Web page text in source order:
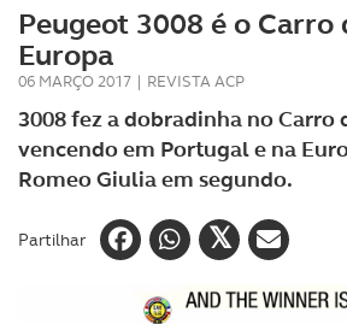
Peugeot 3008 é o Carro
Europa
06 MARÇO 2017 | REVISTA ACP
3008 fez a dobradinha no Carro
vencendo em Portugal e na
Romeo Giulia em segundo.
Partilhar